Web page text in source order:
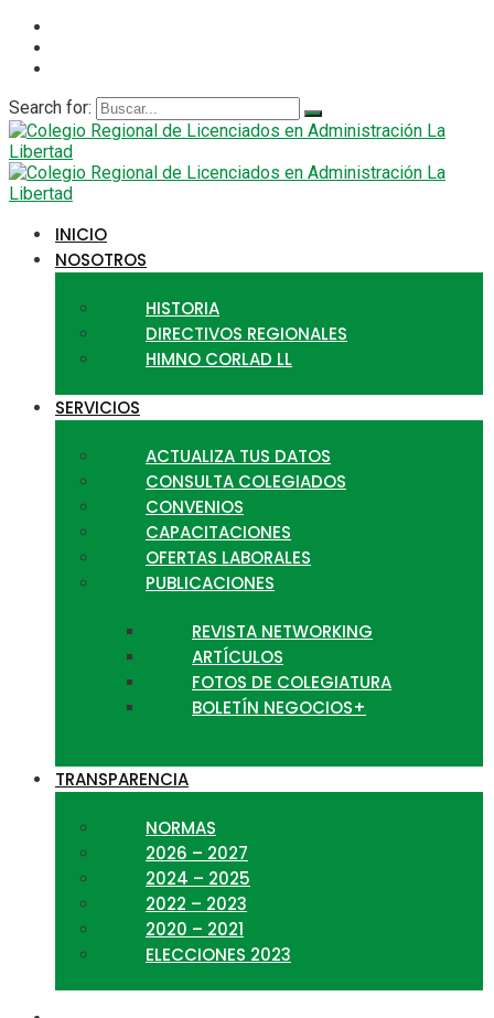
Search for:
INICIO
NOSOTROS
HISTORIA
DIRECTIVOS REGIONALES
HIMNO CORLAD LL
SERVICIOS
ACTUALIZA TUS DATOS
CONSULTA COLEGIADOS
CONVENIOS
CAPACITACIONES
OFERTAS LABORALES
PUBLICACIONES
REVISTA NETWORKING
ARTÍCULOS
FOTOS DE COLEGIATURA
BOLETÍN NEGOCIOS+
TRANSPARENCIA
NORMAS
2026 – 2027
2024 – 2025
2022 – 2023
2020 – 2021
ELECCIONES 2023